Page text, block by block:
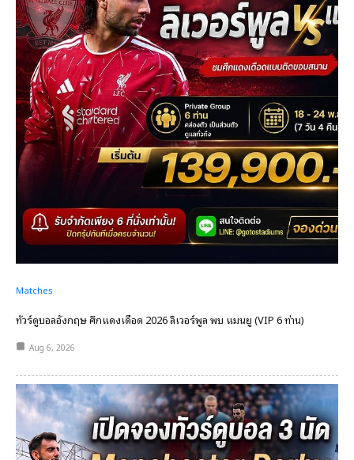
Matches
ทัวร์ดูบอลอังกฤษ ศึกแดงเดือด 2026 ลิเวอร์พูล พบ แมนยู (VIP 6 ท่าน)
Aug 6, 2026